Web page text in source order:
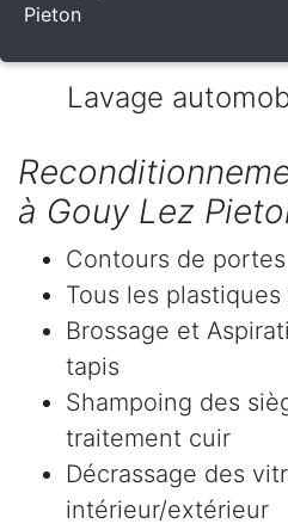
Pieton
Lavage
à Gouy Lez
Contours de portes
Tous les
Brossage et
tapis
Shampoing des
traitement cuir
Décrassage des
intérieur/extérieur